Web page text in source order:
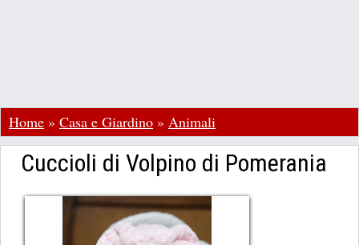
Home » Casa e Giardino » Animali
Cuccioli di Volpino di Pomerania